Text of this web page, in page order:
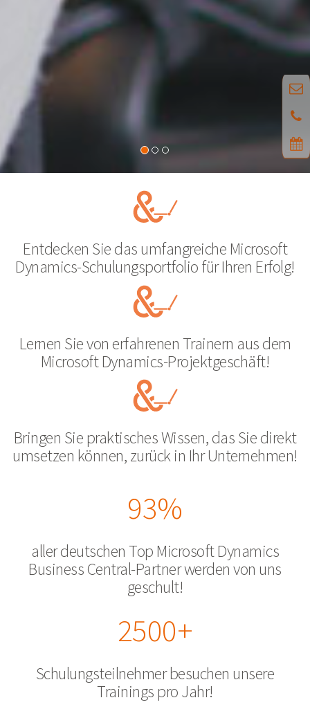
Entdecken Sie das umfangreiche Microsoft
Dynamics-Schulungsportfolio für Ihren Erfolg!
Lernen Sie von erfahrenen Trainern aus dem
Microsoft Dynamics-Projektgeschäft!
Bringen Sie praktisches Wissen, das Sie direkt
umsetzen können, zurück in Ihr Unternehmen!
93%
aller deutschen Top Microsoft Dynamics
Business Central-Partner werden von uns
geschult!
2500+
Schulungsteilnehmer besuchen unsere
Trainings pro Jahr!